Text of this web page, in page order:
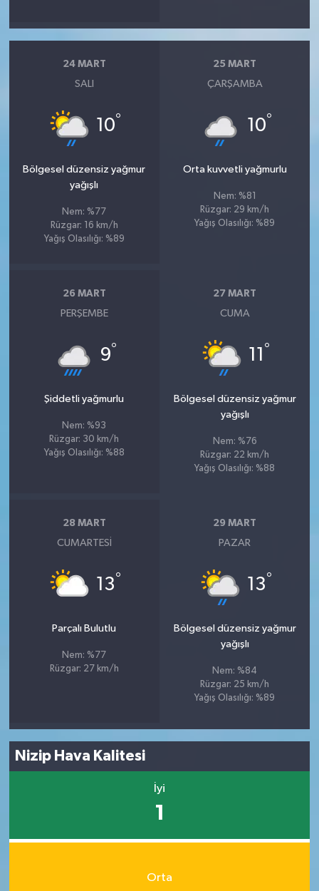
24 MART
SALI
10°
Bölgesel düzensiz yağmur
yağışlı
Nem: %77
Rüzgar: 16 km/h
Yağış Olasılığı: %89
25 MART
ÇARŞAMBA
10°
Orta kuvvetli yağmurlu
Nem: %81
Rüzgar: 29 km/h
Yağış Olasılığı: %89
26 MART
PERŞEMBE
9°
Şiddetli yağmurlu
Nem: %93
Rüzgar: 30 km/h
Yağış Olasılığı: %88
27 MART
CUMA
11 °
Bölgesel düzensiz yağmur
yağışlı
Nem: %76
Rüzgar: 22 km/h
Yağış Olasılığı: %88
28 MART
CUMARTESI
13°
Parçalı Bulutlu
Nem: %77
Rüzgar: 27 km/h
29 MART
PAZAR
13°
Bölgesel düzensiz yağmur
yağışlı
Nem: %84
Rüzgar: 25 km/h
Yağış Olasılığı: %89
Nizip Hava Kalitesi
İyi
1
Orta